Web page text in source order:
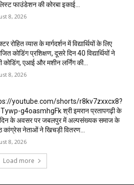
फाउंडेशन की कोरबा इकाई...
8, 2026
रोहित व्यास के मार्गदर्शन में विद्यार्थियों के लिए
कोडिंग प्रशिक्षण, दूसरे दिन 40 विद्यार्थियों ने
कोडिंग, एआई और मशीन लर्निंग की...
8, 2026
youtube.com/shorts/r8kv7zxxcx8?
g4oasmhgFk श्री इमरान प्रतापगढ़ी के
के अवसर पर जबलपुर में अल्पसंख्यक समाज के
कांग्रेस नेताओं ने खिचड़ी वितरण...
8, 2026
Load more